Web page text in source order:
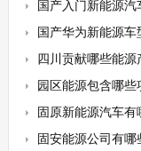
国产入门新能源
国产华为新能源
四川贡献哪些能
园区能源包含哪
固原新能源汽车
固安能源公司有